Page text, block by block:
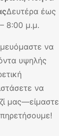
Δευτέρα έως
8:00 μ.μ.
να
υψηλής
να
μας—είμαστε